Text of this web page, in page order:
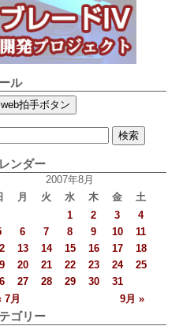
ル
ンダー
2007年8月
月 火 水 木 金 土
7月 9月 »
1 2 3
4
6 7 8 9 10
11
13 14 15 16 17
18
20 21 22 23 24
25
27 28 29 30 31
ゴリー